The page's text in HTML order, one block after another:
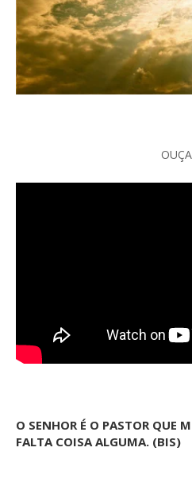
O SENHOR É O PASTOR QUE
FALTA COISA ALGUMA. (BIS)